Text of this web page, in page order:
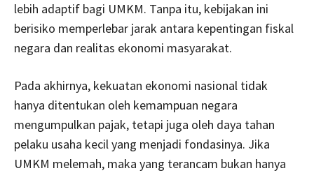
lebih adaptif bagi UMKM. Tanpa itu, kebijakan ini
berisiko memperlebar jarak antara kepentingan fiskal
negara dan realitas ekonomi masyarakat.
Pada akhirnya, kekuatan ekonomi nasional tidak
hanya ditentukan oleh kemampuan negara
mengumpulkan pajak, tetapi juga oleh daya tahan
pelaku usaha kecil yang menjadi fondasinya. Jika
UMKM melemah, maka yang terancam bukan hanya